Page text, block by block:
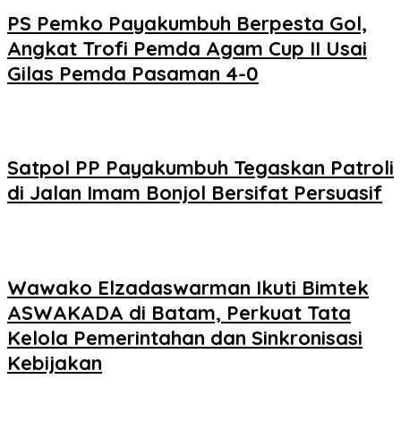
PS Pemko Payakumbuh Berpesta Gol,
Angkat Trofi Pemda Agam Cup II Usai
Gilas Pemda Pasaman 4-0
Satpol PP Payakumbuh Tegaskan Patroli
di Jalan Imam Bonjol Bersifat Persuasif
Wawako Elzadaswarman Ikuti Bimtek
ASWAKADA di Batam, Perkuat Tata
Kelola Pemerintahan dan Sinkronisasi
Kebijakan